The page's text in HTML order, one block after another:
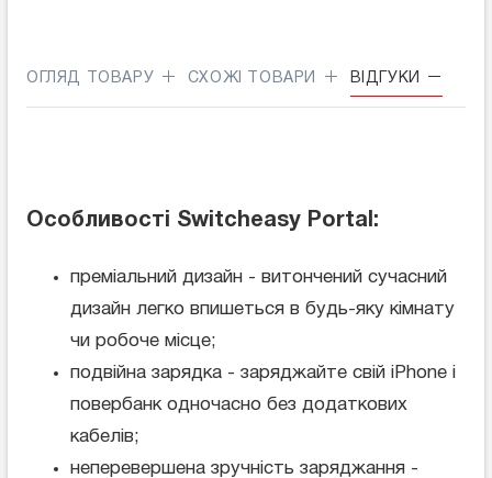
ОГЛЯД ТОВАРУ СХОЖІ ТОВАРИ ВІДГУКИ
Особливості Switcheasy Portal:
преміальний дизайн - витончений сучасний
дизайн легко впишеться в будь-яку кімнату
чи робоче місце;
подвійна зарядка - заряджайте свій iPhone і
повербанк одночасно без додаткових
кабелів;
неперевершена зручність заряджання -